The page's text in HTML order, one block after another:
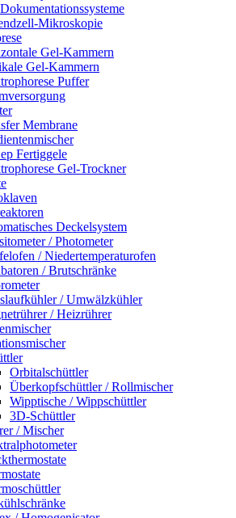
Mikroskopie
Gel-Kammern
Gel-Kammern
Puffer
Membrane
Fertiggele
Gel-Trockner
Deckelsystem
/ Photometer
/ Niedertemperaturofen
/ Brutschränke
/ Umwälzkühler
/ Heizrührer
Orbitalschüttler
Überkopfschüttler / Rollmischer
Wipptische / Wippschüttler
3D-Schüttler
/ Mischer